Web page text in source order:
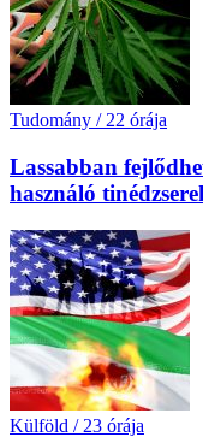
Tudomány / 22 órája
Lassabban
használó
Külföld / 23 órája